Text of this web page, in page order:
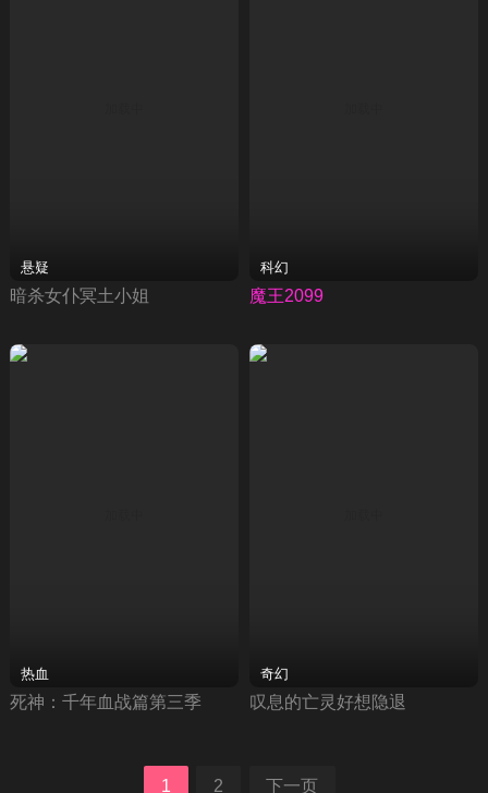
悬疑
暗杀女仆冥土小姐
科幻
魔王2099
热血
死神：千年血战篇第三季
奇幻
叹息的亡灵好想隐退
1 2 下一页